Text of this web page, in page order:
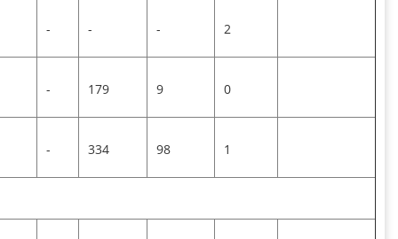
- - - 2
- 179 9 0
- 334 98 1